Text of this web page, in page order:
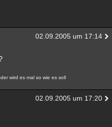
02.09.2005 um 17:14
wird es mal so wie es soll
02.09.2005 um 17:20